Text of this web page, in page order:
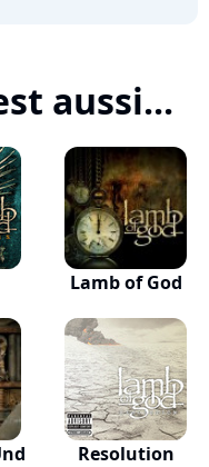
aussi...
Lamb of God
Resolution